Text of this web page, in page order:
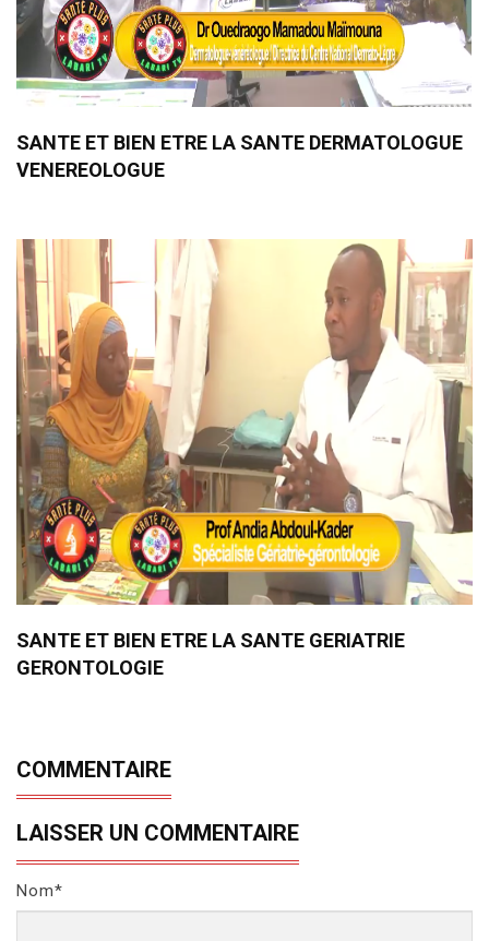
SANTE ET BIEN ETRE LA SANTE DERMATOLOGUE
VENEREOLOGUE
SANTE ET BIEN ETRE LA SANTE GERIATRIE
GERONTOLOGIE
COMMENTAIRE
LAISSER UN COMMENTAIRE
Nom*